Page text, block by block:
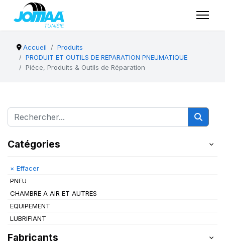
Accueil
Produits
PRODUIT ET OUTILS DE REPARATION PNEUMATIQUE
Piéce, Produits & Outils de Réparation
Catégories
× Effacer
PNEU
CHAMBRE A AIR ET AUTRES
EQUIPEMENT
LUBRIFIANT
Fabricants